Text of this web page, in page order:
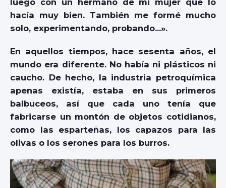
hacía muy bien. También me formé mucho
solo, experimentando, probando…».
En aquellos tiempos, hace sesenta años, el
mundo era diferente. No había ni plásticos ni
caucho. De hecho, la industria petroquímica
apenas existía, estaba en sus primeros
balbuceos, así que cada uno tenía que
fabricarse un montón de objetos cotidianos,
como las esparteñas, los capazos para las
olivas o los serones para los burros.